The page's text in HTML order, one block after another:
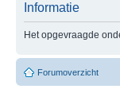
Informatie
Het opgevraagde
Forumoverzicht